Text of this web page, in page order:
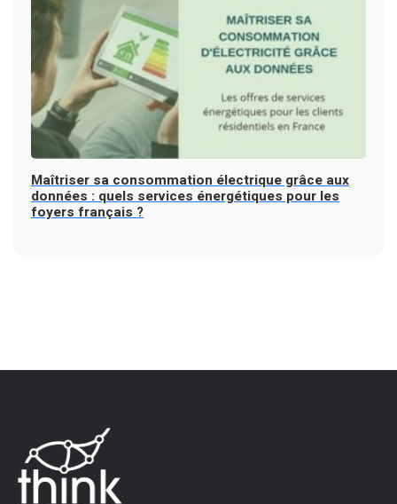
Maîtriser sa consommation électrique grâce aux
données : quels services énergétiques pour les
foyers français ?